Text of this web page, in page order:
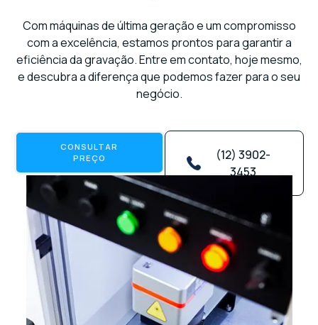
Com máquinas de última geração e um compromisso
com a excelência, estamos prontos para garantir a
eficiência da gravação. Entre em contato, hoje mesmo,
e descubra a diferença que podemos fazer para o seu
negócio.
CONSULTAR
PREÇO
(12) 3902-
3453